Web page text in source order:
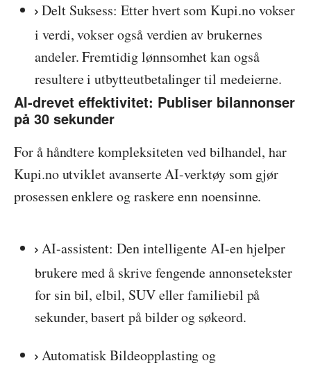
Delt Suksess: Etter hvert som Kupi.no vokser
i verdi, vokser også verdien av brukernes
andeler. Fremtidig lønnsomhet kan også
resultere i utbytteutbetalinger til medeierne.
AI-drevet effektivitet: Publiser bilannonser
på 30 sekunder
For å håndtere kompleksiteten ved bilhandel, har
Kupi.no utviklet avanserte AI-verktøy som gjør
prosessen enklere og raskere enn noensinne.
AI-assistent: Den intelligente AI-en hjelper
brukere med å skrive fengende annonsetekster
for sin bil, elbil, SUV eller familiebil på
sekunder, basert på bilder og søkeord.
Automatisk Bildeopplasting og